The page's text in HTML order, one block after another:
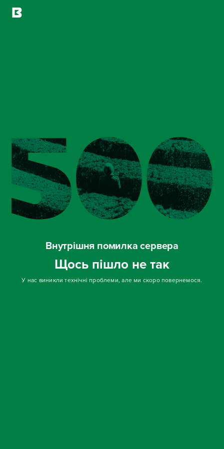
Внутрішня помилка сервера
Щось пішло не так
У нас виникли технічні проблеми, але ми скоро повернемося.